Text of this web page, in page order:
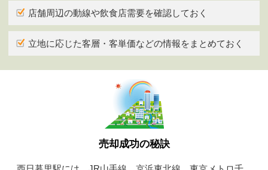
店舗周辺の動線や飲食店需要を確認しておく
立地に応じた客層・客単価などの情報をまとめておく
売却成功の秘訣